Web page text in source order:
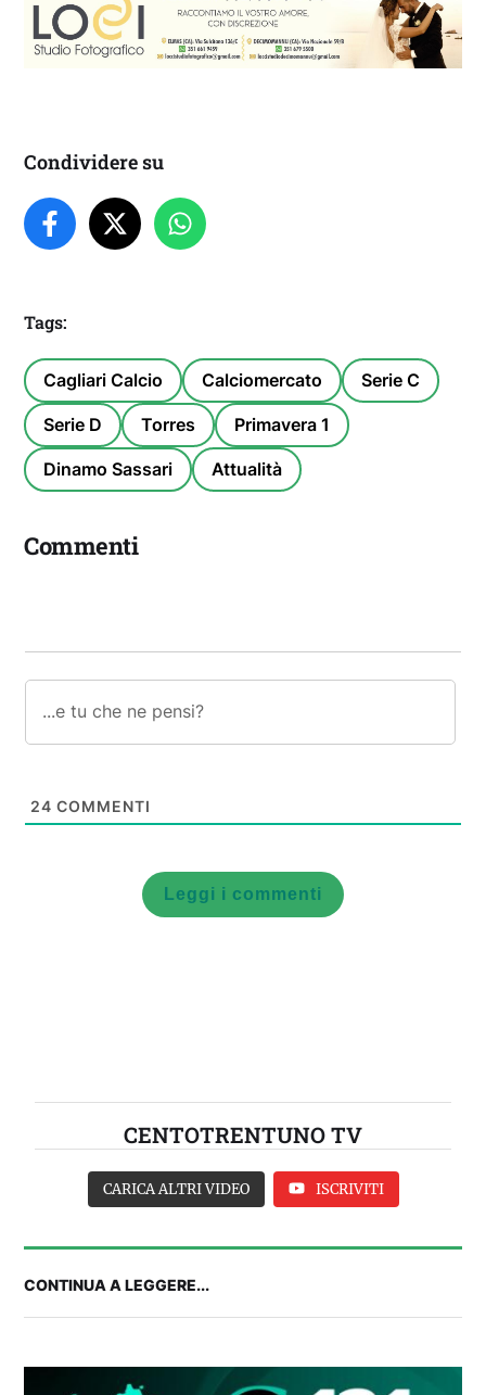
Condividere su
Tags:
Cagliari Calcio Calciomercato Serie C
Serie D Torres Primavera 1
Dinamo Sassari Attualità
Commenti
24 COMMENTI
Leggi i commenti
CENTOTRENTUNO TV
CARICA ALTRI VIDEO ISCRIVITI
CONTINUA A LEGGERE...